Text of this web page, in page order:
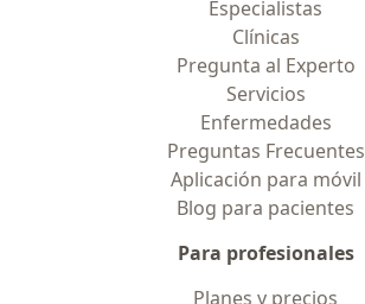
Especialistas
Clínicas
Pregunta al Experto
Servicios
Enfermedades
Preguntas Frecuentes
Aplicación para móvil
Blog para pacientes
Para profesionales
Planes y precios